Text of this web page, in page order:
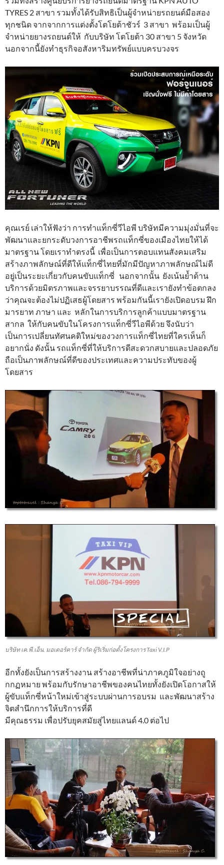
TYRES 2 สาขา รวมทั้งได้รับสิทธิเป็นผู้จำหน่ายรถยนต์มือสอง
ทุกชนิด จากจากการแต่งตั้งโตโยต้าชัวร์ 3 สาขา พร้อมเป็นผู้
จำหน่ายยางรถยนต์ให้ กับบริษัท โตโยต้า 30 สาขา 5 จังหวัด
นอกจากนี้ยังทำธุรกิจอสังหาริมทรัพย์แบบครบวงจร
คุณเรย์ เล่าให้ฟังว่า การทำแท็กซี่วีไอพี บริษัทมีความมุ่งมั่นที่จะ
พัฒนาและยกระดับวงการอาชีพรถแท็กซี่ของเมืองไทยให้ได้
มาตรฐาน โดยเราทำตรงนี้ เพื่อเป็นการตอบแทนสังคมเสริม
สร้างภาพลักษณ์ที่ดีให้แท็กซี่ไทยที่มักมีปัญหาภาพลักษณ์ไม่ดี
อยู่เป็นระยะเกี่ยวกับคนขับแท็กซี่ นอกจากนั้น ยังเน้นย้ำด้าน
บริการด้วยมิตรภาพและจรรยาบรรณที่ดีและเรายังทำข้อตกลง
ว่าคุณจะต้องไม่ปฏิเสธผู้โดยสาร พร้อมกันนี้เรายังเปิดอบรม ฝึก
มารยาท ภาษา และ หลักในการบริการลูกค้าแบบมาตรฐาน
สากล ให้กับคนขับในโครงการแท็กซี่วีไอพีด้วย จึงนับว่า
เป็นการเปลี่ยนทัศนคติใหม่ของวงการแท็กซี่ไทยที่ใครเห็นก็
อยากนั่ง ดังนั้น รถแท็กซี่ที่ให้บริการดีสะดวกสบายและปลอดภัย
ถือเป็นภาพลักษณ์ที่ดีของประเทศและความประทับของผู้
โดยสาร
บริษัท เค.พี.เอ็น. มอเตอร์คาร์ จำกัด ผู้ริเริ่มก่อตั้งโครงการ Taxi V.I.P
อีกทั้งยังเป็นการสร้างงาน สร้างอาชีพที่น่าภาคภูมิใจอย่างถู
กกฏหมาย พร้อมกับรักษาอาชีพของคนไทยทั้งยังเปิดโอกาสให้
ผู้ขับแท็กซี่หน้าใหม่เข้าสู่ระบบผ่านการอบรม และพัฒนาสร้าง
จิตสำนึกการให้บริการที่ดี
มีคุณธรรม เพื่อปรับยุคสมัยสู่ไทยแลนด์ 4.0 ต่อไป